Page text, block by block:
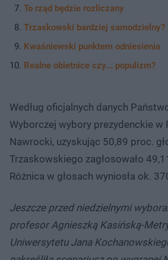
To rząd będzie rozliczany
Trzaskowski bardziej samodzielny?
Kwaśniewski punktem odniesienia
Realne obietnice czy... populizm?
Według oficjalnych danych
Wyborczej wybory prezydenckie w
Nawrocki, uzyskując 50,89 proc.
Trzaskowskiego zagłosowało
Różnica w głosach wyniosła ok.
Jeszcze przed niedzielnymi
profesor Agnieszką Kasińską-
Uniwersytetu Jana